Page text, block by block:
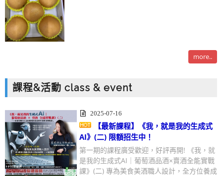
more..
課程&活動 class & event
2025-07-16
【最新課程】《我，就是我的生成式
AI》(二) 限額招生中！
第一期的課程廣受歡迎，好評再開! 《我，就
是我的生成式AI｜葡萄酒品酒×賣酒全能實戰
課》(二) 專為美食美酒職人設計，全方位養成